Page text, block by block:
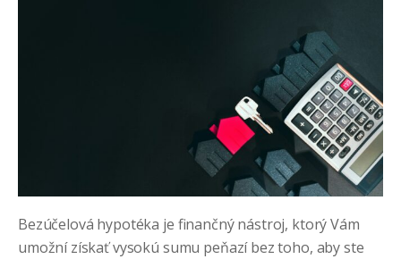
Bezúčelová hypotéka je finančný nástroj, ktorý Vám
umožní získať vysokú sumu peňazí bez toho, aby ste